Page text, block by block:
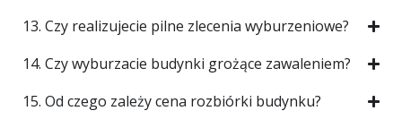
13. Czy realizujecie pilne zlecenia wyburzeniowe?
14. Czy wyburzacie budynki grożące zawaleniem?
15. Od czego zależy cena rozbiórki budynku?